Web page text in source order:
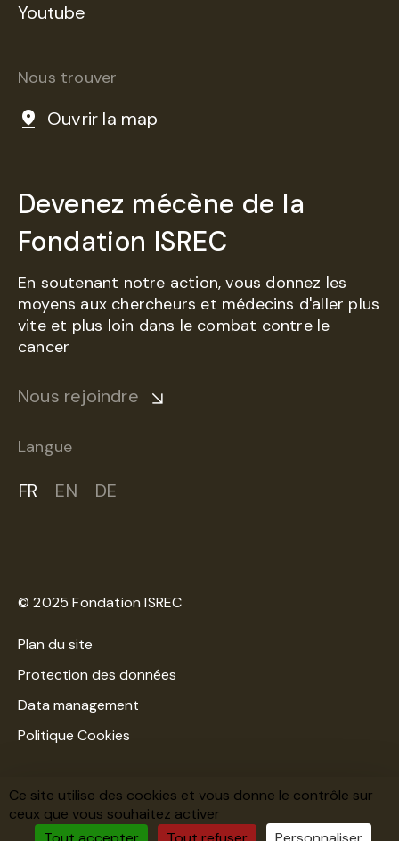
Youtube
Nous trouver
Ouvrir la map
Devenez mécène de la
Fondation ISREC
En soutenant notre action, vous donnez les
moyens aux chercheurs et médecins d'aller plus
vite et plus loin dans le combat contre le
cancer
Nous rejoindre
Langue
FR EN DE
© 2025 Fondation ISREC
Plan du site
Protection des données
Data management
Politique Cookies
Une création WNG Agence digitale
Haut de la page
Ce site utilise des cookies et vous donne le contrôle sur
ceux que vous souhaitez activer